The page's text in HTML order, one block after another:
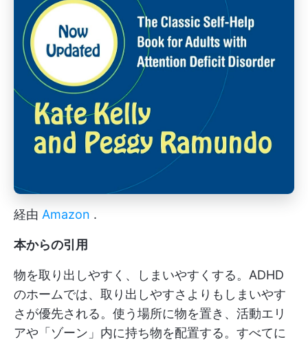
経由 Amazon .
本からの引用
物を取り出しやすく、しまいやすくする。ADHD
のホームでは、取り出しやすさよりもしまいやす
さが優先される。使う場所に物を置き、活動エリ
アや「ゾーン」内に持ち物を配置する。すべてに